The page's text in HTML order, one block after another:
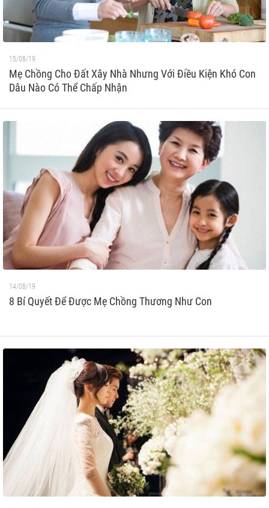
15/08/19
Mẹ Chồng Cho Đất Xây Nhà Nhưng Với Điều Kiện Khó Con
Dâu Nào Có Thể Chấp Nhận
14/08/19
8 Bí Quyết Để Được Mẹ Chồng Thương Như Con